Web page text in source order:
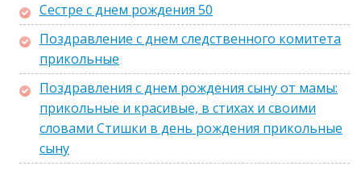
Сестре с днем рождения 50
Поздравление с днем следственного комитета
прикольные
Поздравления с днем рождения сыну от мамы:
прикольные и красивые, в стихах и своими
словами Стишки в день рождения прикольные
сыну